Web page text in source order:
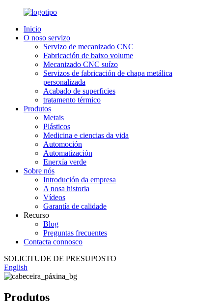
Inicio
O noso servizo
Servizo de mecanizado CNC
Fabricación de baixo volume
Mecanizado CNC suízo
Servizos de fabricación de chapa metálica
personalizada
Acabado de superficies
tratamento térmico
Produtos
Metais
Plásticos
Medicina e ciencias da vida
Automoción
Automatización
Enerxía verde
Sobre nós
Introdución da empresa
A nosa historia
Vídeos
Garantía de calidade
Recurso
Blog
Preguntas frecuentes
Contacta connosco
SOLICITUDE DE PRESUPOSTO
English
Produtos